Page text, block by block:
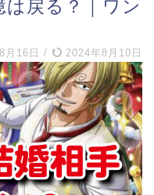
戻る？｜ワン
月16日 / 2024年8月10日